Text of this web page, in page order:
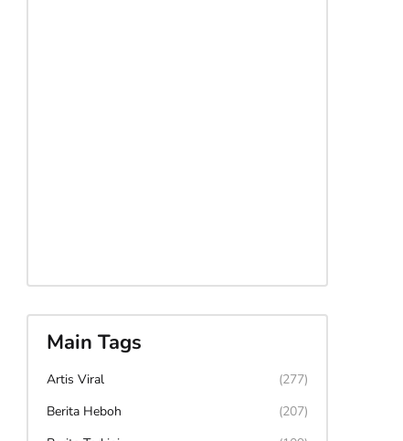
Main Tags
Artis Viral
(277)
Berita Heboh
(207)